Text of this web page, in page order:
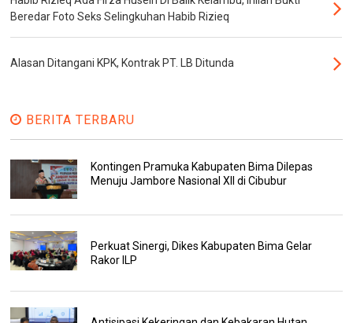
Beredar Foto Seks Selingkuhan Habib Rizieq
Alasan Ditangani KPK, Kontrak PT. LB Ditunda
BERITA TERBARU
Kontingen Pramuka Kabupaten Bima Dilepas
Menuju Jambore Nasional XII di Cibubur
Perkuat Sinergi, Dikes Kabupaten Bima Gelar
Rakor ILP